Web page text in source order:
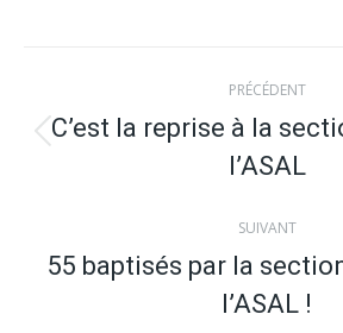
Navigation
article
PRÉCÉDENT
précédent
C’est la reprise à la
l’ASAL
SUIVANT
suivant
55 baptisés par la
l’ASAL !